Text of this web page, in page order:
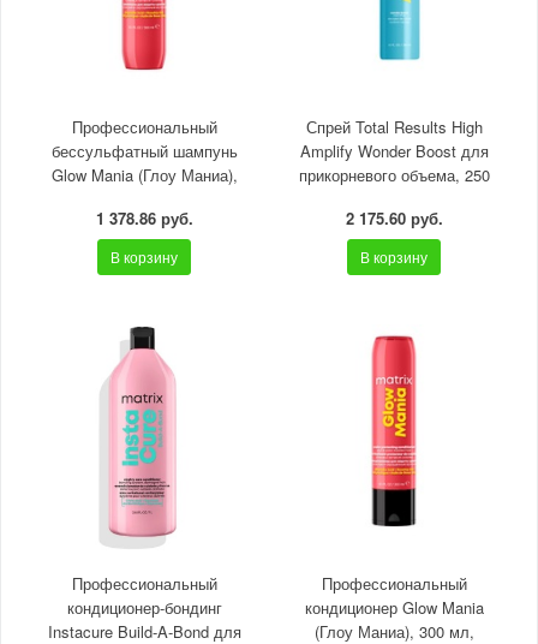
Профессиональный
бессульфатный шампунь
Glow Mania (Глоу Маниа),
1 378.86 руб.
В корзину
Спрей Total Results High
Amplify Wonder Boost для
прикорневого объема, 250
2 175.60 руб.
В корзину
Профессиональный
кондиционер-бондинг
Instacure Build-A-Bond для
Профессиональный
кондиционер Glow Mania
(Глоу Маниа), 300 мл,